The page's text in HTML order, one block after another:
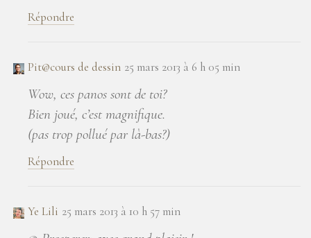
Répondre
Pit@cours de dessin 25 mars 2013 à 6 h 05 min
Wow, ces panos sont de toi?
Bien joué, c’est magnifique.
(pas trop pollué par là-bas?)
Répondre
Ye Lili 25 mars 2013 à 10 h 57 min